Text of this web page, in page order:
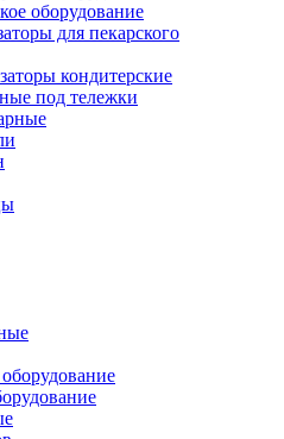
оборудование
для пекарского
кондитерские
под тележки